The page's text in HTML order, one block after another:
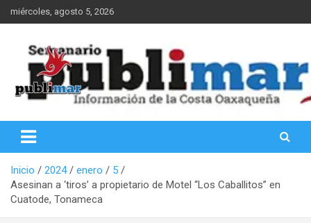
Saltar
al
miércoles, agosto 5, 2026
PubliMar
Inicio 2024 enero
5
Asesinan a ‘tiros’ a propietario de Motel “Los Caballitos” en
Cuatode, Tonameca